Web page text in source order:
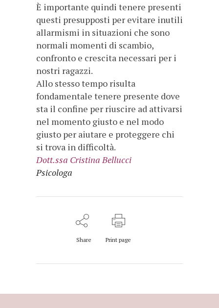
È importante quindi tenere presenti
questi presupposti per evitare inutili
allarmismi in situazioni che sono
normali momenti di scambio,
confronto e crescita necessari per i
nostri ragazzi.
Allo stesso tempo risulta
fondamentale tenere presente dove
sta il confine per riuscire ad attivarsi
nel momento giusto e nel modo
giusto per aiutare e proteggere chi
si trova in difficoltà.
Dott.ssa Cristina Bellucci
Psicologa
Share Print page